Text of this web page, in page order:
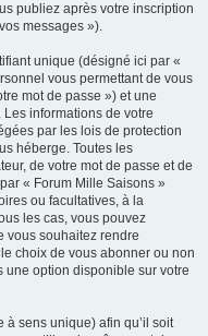
publiez après votre inscription
messages »).
unique (désigné ici par «
vous permettant de vous
mot de passe ») et une
informations de votre
par les lois de protection
héberge. Toutes les
de votre mot de passe et de
« Forum Mille Saisons »
ou facultatives, à la
les cas, vous pouvez
vous souhaitez rendre
choix de vous abonner ou non
option disponible sur votre
à sens unique) afin qu’il soit